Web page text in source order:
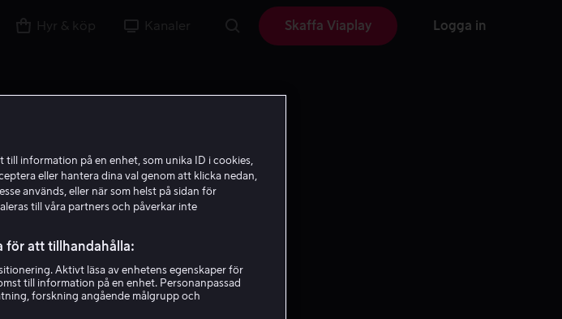
Hyr & köp Kanaler Skaffa Viaplay Logga in
Green
till information på en enhet, som unika ID i cookies,
eller hantera dina val genom att klicka nedan,
används, eller när som helst på sidan för
till våra partners och påverkar inte
för att tillhandahålla:
Aktivt läsa av enhetens egenskaper för
till information på en enhet. Personanpassad
forskning angående målgrupp och